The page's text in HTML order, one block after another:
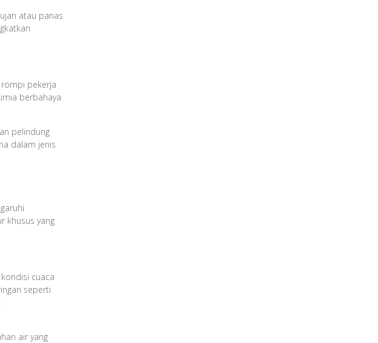
atau panas
pekerja
berbahaya
pelindung
dalam jenis
khusus yang
cuaca
seperti
air yang